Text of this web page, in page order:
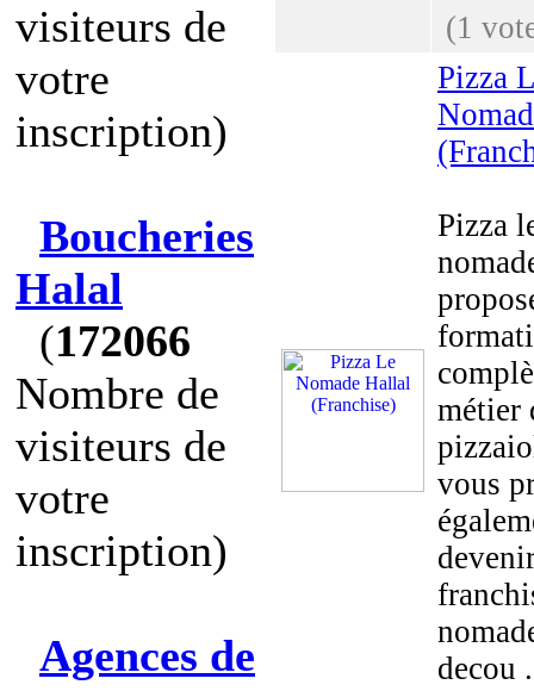
visiteurs de
votre
inscription)
Boucheries
Halal
(172066
Nombre de
visiteurs de
votre
inscription)
Agences de
(1
Pizza
Pizza
métier
vous
decou